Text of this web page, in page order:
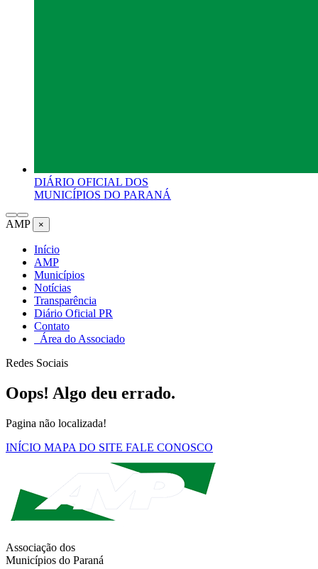
DIÁRIO OFICIAL DOS
MUNICÍPIOS DO PARANÁ
AMP ×
Início
AMP
Municípios
Notícias
Transparência
Diário Oficial PR
Contato
Área do Associado
Redes Sociais
Oops! Algo deu errado.
Pagina não localizada!
INÍCIO MAPA DO SITE FALE CONOSCO
Associação dos
Municípios do Paraná